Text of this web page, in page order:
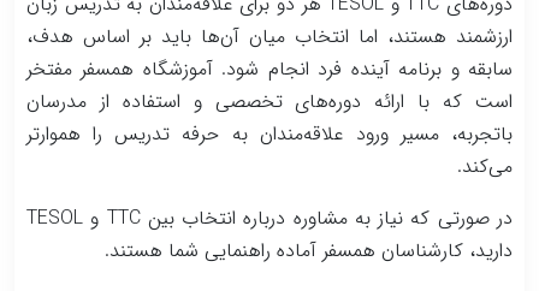
ارزشمند هستند، اما انتخاب میان آن‌ها باید بر اساس هدف،
سابقه و برنامه آینده فرد انجام شود. آموزشگاه همسفر مفتخر
است که با ارائه دوره‌های تخصصی و استفاده از مدرسان
باتجربه، مسیر ورود علاقه‌مندان به حرفه تدریس را هموارتر
می‌کند.
در صورتی که نیاز به مشاوره درباره انتخاب بین TTC و TESOL
دارید، کارشناسان همسفر آماده راهنمایی شما هستند.